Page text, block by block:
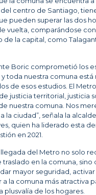
centro de Santiago,
pueden superar las dos
vuelta, comparándose
de la capital, como
Boric comprometió los
toda nuestra comuna
de esos estudios. El
justicia territorial, justicia
nuestra comuna. Nos
la ciudad”, señala la
quien ha liderado esta
en 2021.
llegada del Metro no solo
en la comuna, sino
mayor seguridad,
a la comuna más atractiva
plusvalía de los hogares.